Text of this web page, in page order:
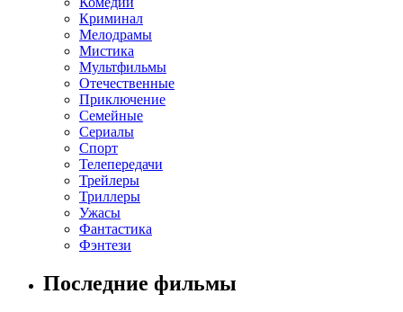
Криминал
Мелодрамы
Мистика
Мультфильмы
Отечественные
Приключение
Семейные
Сериалы
Спорт
Телепередачи
Трейлеры
Триллеры
Ужасы
Фантастика
Фэнтези
Последние фильмы